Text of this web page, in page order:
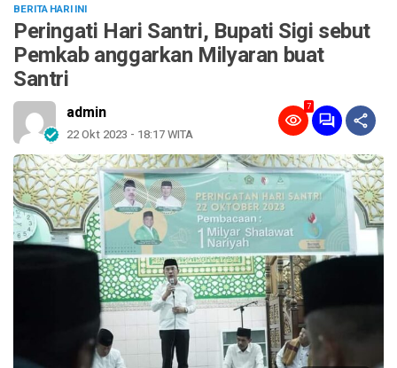
BERITA HARI INI
Peringati Hari Santri, Bupati Sigi sebut
Pemkab anggarkan Milyaran buat
Santri
admin
22 Okt 2023 - 18:17 WITA
7